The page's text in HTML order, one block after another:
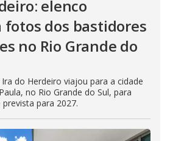
elenco
dos bastidores
no Rio Grande do
do Herdeiro viajou para a cidade
no Rio Grande do Sul, para
para 2027.